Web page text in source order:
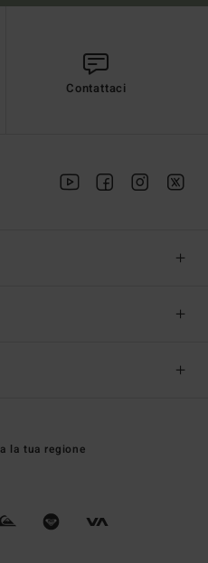
Contattaci
la tua regione